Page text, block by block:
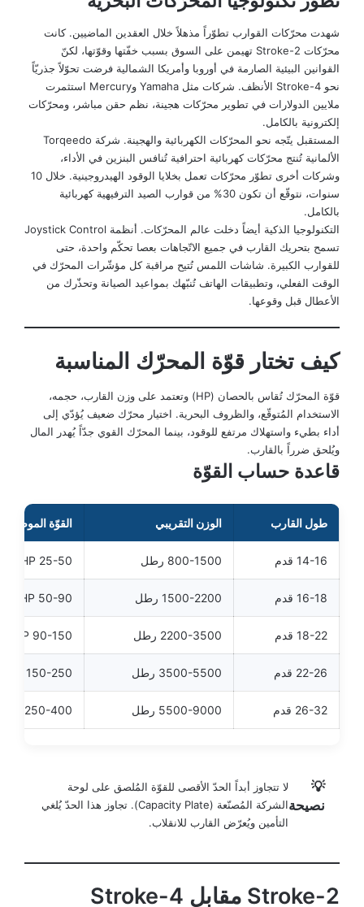
شهدت محرّكات القوارب تطوّراً مذهلاً خلال العقدين الماضيين. كانت
محرّكات 2-Stroke تهيمن على السوق بسبب خفّتها وقوّتها، لكنّ
القوانين البيئية الصارمة في أوروبا وأمريكا الشمالية فرضت تحوّلاً جذريّاً
نحو 4-Stroke الأنظف. شركات مثل Yamaha وMercury استثمرت
ملايين الدولارات في تطوير محرّكات هجينة، نظم حقن مباشر، ومحرّكات
إلكترونية بالكامل.
المستقبل يتّجه نحو المحرّكات الكهربائية والهجينة. شركة Torqeedo
الألمانية تُنتج محرّكات كهربائية احترافية تُنافس البنزين في الأداء،
وشركات أخرى تطوّر محرّكات تعمل بخلايا الوقود الهيدروجينية. خلال 10
سنوات، نتوقّع أن تكون 30% من قوارب الصيد الترفيهية كهربائية
بالكامل.
التكنولوجيا الذكية أيضاً دخلت عالم المحرّكات. أنظمة Joystick Control
تسمح بتحريك القارب في جميع الاتّجاهات بعصا تحكّم واحدة، حتى
للقوارب الكبيرة. شاشات اللمس تُتيح مراقبة كل مؤشّرات المحرّك في
الوقت الفعلي، وتطبيقات الهاتف تُنبّهك بمواعيد الصيانة وتحذّرك من
الأعطال قبل وقوعها.
كيف تختار قوّة المحرّك المناسبة
قوّة المحرّك تُقاس بالحصان (HP) وتعتمد على وزن القارب، حجمه،
الاستخدام المُتوقّع، والظروف البحرية. اختيار محرّك ضعيف يُؤدّي إلى
أداء بطيء واستهلاك مرتفع للوقود، بينما المحرّك القوي جدّاً يُهدر المال
ويُلحق ضرراً بالقارب.
قاعدة حساب القوّة
طول القارب الوزن التقريبي القوّة الموصى
14-16 قدم 800-1500 رطل 25-50 HP
16-18 قدم 1500-2200 رطل 50-90 HP
18-22 قدم 2200-3500 رطل 90-150 HP
22-26 قدم 3500-5500 رطل 150-250 HP
26-32 قدم 5500-9000 رطل 250-400 HP
💡
نصيحة
لا تتجاوز أبداً الحدّ الأقصى للقوّة المُلصق على لوحة
الشركة المُصنّعة (Capacity Plate). تجاوز هذا الحدّ يُلغي
التأمين ويُعرّض القارب للانقلاب.
2-Stroke مقابل 4-Stroke